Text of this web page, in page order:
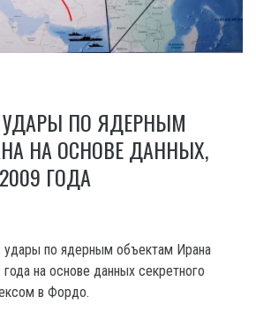
ПО ЯДЕРНЫМ
НА ОСНОВЕ ДАННЫХ,
ГОДА
удары по ядерным объектам Ирана
на основе данных секретного
в Фордо.